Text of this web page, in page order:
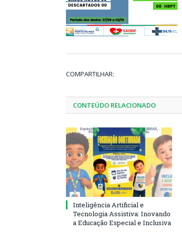
COMPARTILHAR:
CONTEÚDO RELACIONADO
Inteligência Artificial e
Tecnologia Assistiva: Inovando
a Educação Especial e Inclusiva